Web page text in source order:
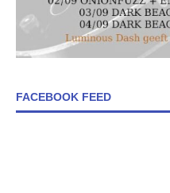
FACEBOOK FEED